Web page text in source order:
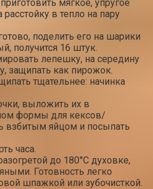
мягкое, упругое
расстойку в тепло на пару
поделить его на шарики
получится 16 штук.
лепешку, на середину
защипать как пирожок.
тщательнее: начинка
выложить их в
формы для кексов/
взбитым яйцом и посыпать
часа.
до 180°С духовке,
Готовность легко
шпажкой или зубочисткой.